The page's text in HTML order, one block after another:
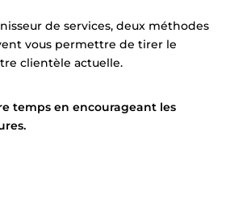
de services, deux méthodes
vous permettre de tirer le
clientèle actuelle.
temps en encourageant les